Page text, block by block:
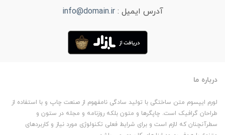
آدرس ایمیل :info@domain.ir
درباره ما
لورم ایپسوم متن ساختگی با تولید سادگی نامفهوم از صنعت چاپ و با استفاده از
طراحان گرافیک است. چاپگرها و متون بلکه روزنامه و مجله در ستون و
سطرآنچنان که لازم است و برای شرایط فعلی تکنولوژی مورد نیاز و کاربردهای